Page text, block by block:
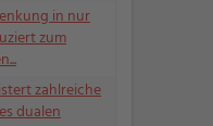
in nur
zum
zahlreiche
dualen